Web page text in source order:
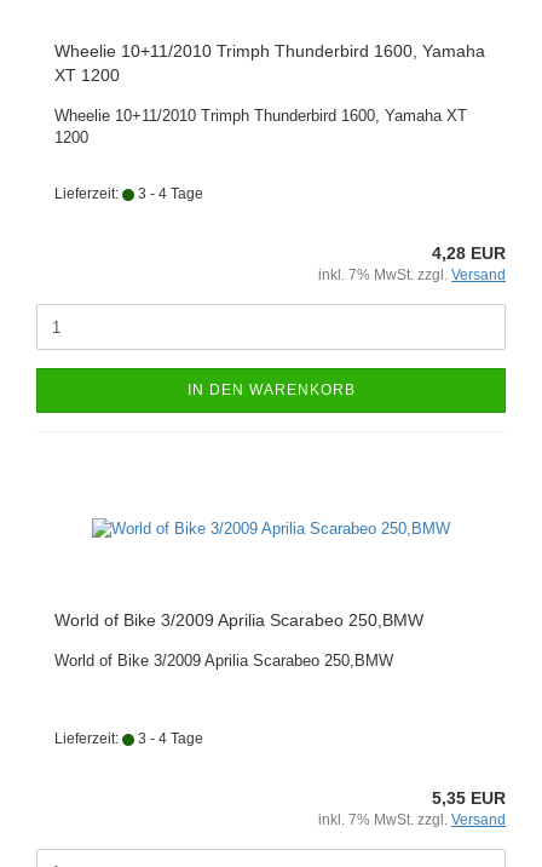
Wheelie 10+11/2010 Trimph Thunderbird 1600, Yamaha
XT 1200
Wheelie 10+11/2010 Trimph Thunderbird 1600, Yamaha XT
1200
Lieferzeit: 3 - 4 Tage
4,28 EUR
inkl. 7% MwSt. zzgl. Versand
IN DEN WARENKORB
World of Bike 3/2009 Aprilia Scarabeo 250,BMW
World of Bike 3/2009 Aprilia Scarabeo 250,BMW
Lieferzeit: 3 - 4 Tage
5,35 EUR
inkl. 7% MwSt. zzgl. Versand